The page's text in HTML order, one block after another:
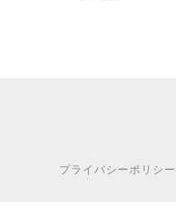
プライバシーポリシー